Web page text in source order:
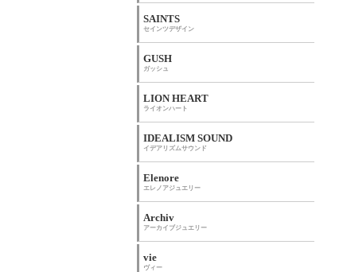
SAINTS
セインツデザイン
GUSH
ガッシュ
LION HEART
ライオンハート
IDEALISM SOUND
イデアリズムサウンド
Elenore
エレノアジュエリー
Archiv
アーカイブジュエリー
vie
ヴィー